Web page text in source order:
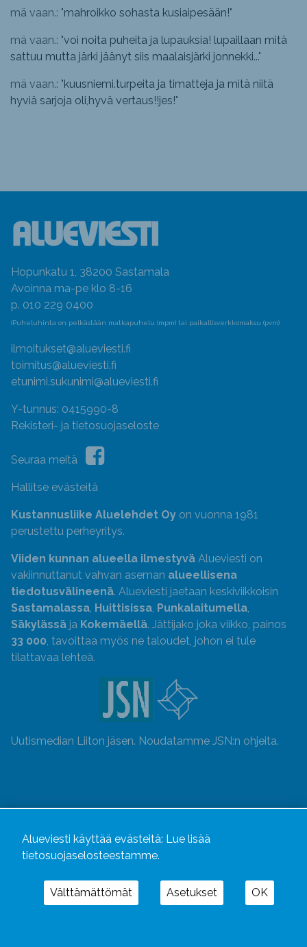
mä vaan.: "mahroikko sohasta kusiaipesään!"
mä vaan.: "voi noita puheita ja lupauksia! lupaillaan mitä
sattuu mutta järki jäänyt siis maalaisjärki jonnekki..."
mä vaan.: "kuusniemi.turpeita ja timatteja ja mitä niitä
hyviä sarjoja oli,hyvä vertaus!!jes!"
Hopunkatu 1, 38200 Sastamala
Avoinna ma-pe klo 8-16
p. 010 229 0400
(Puheluhinta on pelkästään matkapuhelu (mpm) tai paikallisverkkomaksu (pvm)
ilmoitukset@alueviesti.fi
toimitus@alueviesti.fi
etunimi.sukunimi@alueviesti.fi
Y-tunnus: 0415990-8
Rekisteri- ja tietosuojaseloste
Seuraa meitä
Hallitse evästeitä
Kustannusliike Aluelehdet Oy on vuonna 1981
perustettu perheyritys.
Viiden kunnan alueella ilmestyvä Alueviesti on
vakiinnuttanut vahvan aseman alueellisena
tiedotusvälineenä. Alueviesti jaetaan keskiviikkoisin
Sastamalassa, Huittisissa, Punkalaitumella,
Säkylässä ja Kokemäellä. Jättijako joka viikko, painos
33 000, tavoittaa myös ne taloudet, johon ei tule
tilattavaa lehteä.
Uutismedian Liiton jäsen. Noudatamme JSN:n ohjeita.
Alueviesti käyttää evästeitä: Lue lisää
tietosuojaselosteestamme.
Välttämättömät Asetukset OK